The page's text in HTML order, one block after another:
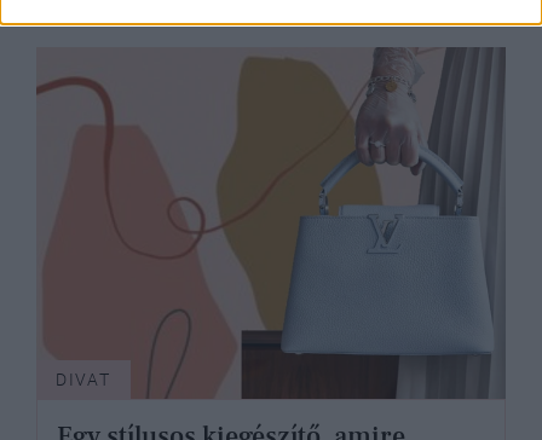
DIVAT